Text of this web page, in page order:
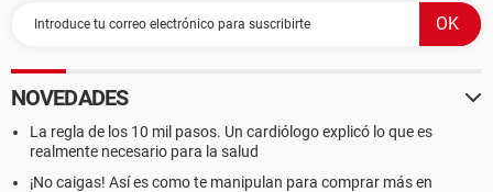
NOVEDADES
La regla de los 10 mil pasos. Un cardiólogo explicó lo que es
realmente necesario para la salud
¡No caigas! Así es como te manipulan para comprar más en